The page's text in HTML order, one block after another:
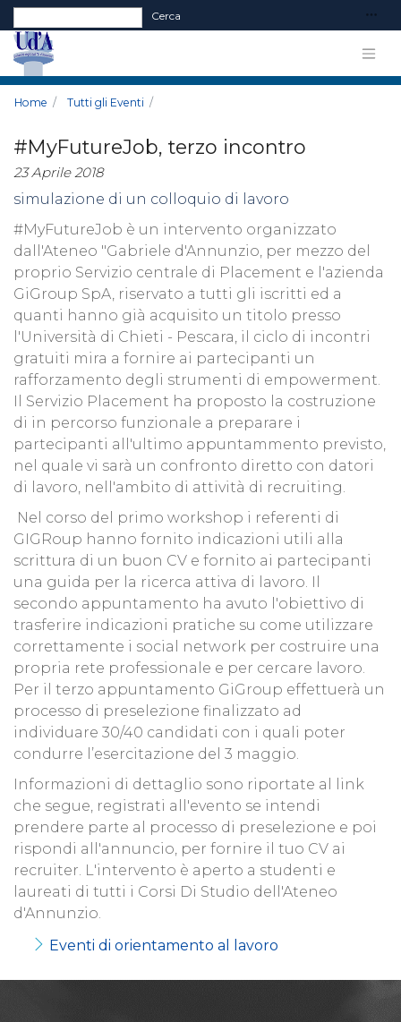
Form di ricerca
Cerca
Home Tutti gli Eventi
#MyFutureJob, terzo incontro
23 Aprile 2018
simulazione di un colloquio di lavoro
#MyFutureJob è un intervento organizzato
dall'Ateneo "Gabriele d'Annunzio, per mezzo del
proprio Servizio centrale di Placement e l'azienda
GiGroup SpA, riservato a tutti gli iscritti ed a
quanti hanno già acquisito un titolo presso
l'Università di Chieti - Pescara, il ciclo di incontri
gratuiti mira a fornire ai partecipanti un
rafforzamento degli strumenti di empowerment.
Il Servizio Placement ha proposto la costruzione
di in percorso funzionale a preparare i
partecipanti all'ultimo appuntammento previsto,
nel quale vi sarà un confronto diretto con datori
di lavoro, nell'ambito di attività di recruiting.
Nel corso del primo workshop i referenti di
GIGRoup hanno fornito indicazioni utili alla
scrittura di un buon CV e fornito ai partecipanti
una guida per la ricerca attiva di lavoro. Il
secondo appuntamento ha avuto l'obiettivo di
trasferire indicazioni pratiche su come utilizzare
correttamente i social network per costruire una
propria rete professionale e per cercare lavoro.
Per il terzo appuntamento GiGroup effettuerà un
processo di preselezione finalizzato ad
individuare 30/40 candidati con i quali poter
condurre l’esercitazione del 3 maggio.
Informazioni di dettaglio sono riportate al link
che segue, registrati all'evento se intendi
prendere parte al processo di preselezione e poi
rispondi all'annuncio, per fornire il tuo CV ai
recruiter. L'intervento è aperto a studenti e
laureati di tutti i Corsi Di Studio dell'Ateneo
d'Annunzio.
Eventi di orientamento al lavoro